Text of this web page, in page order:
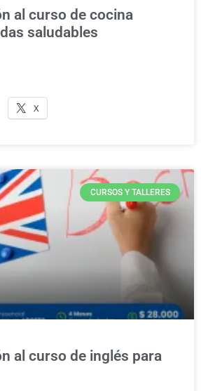
al curso de cocina
saludables
X
CURSOS Y TALLERES
al curso de inglés para